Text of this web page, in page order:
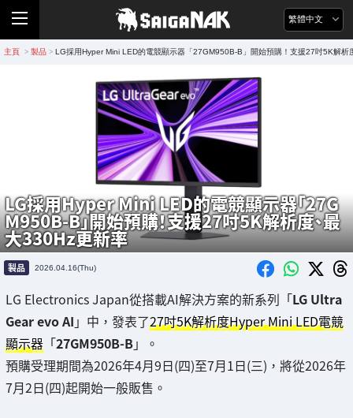
繁體中文
主頁 > 製品 > LG採用Hyper Mini LED的電競顯示器「27GM950B-B」開始預購！支援27吋5K解析
LG採用Hyper Mini LED的電競顯示器「27G
M950B-B」開始預購！支援27吋5K解析度、最
大330Hz更新率
製品 2026.04.16(Thu)
LG Electronics Japan從搭載AI解決方案的新系列「LG Ultra
Gear evo AI 」中，發表了27吋5K解析度Hyper Mini LED電競
顯示器 「27GM950B-B」。
預購受理期間為2026年4月9日(四)至7月1日(三)，將從2026年
7月2日(四)起開始一般販售。